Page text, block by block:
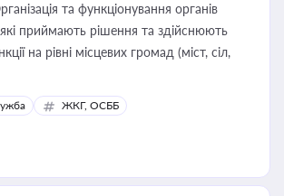
та функціонування органів
які приймають рішення та здійснюють
на рівні місцевих громад (міст, сіл,
ЖКГ, ОСББ